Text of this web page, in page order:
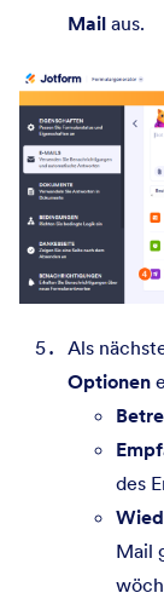
Mail aus.
Als
Optionen
des
Mail